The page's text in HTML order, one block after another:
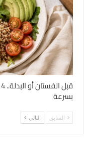
بسرعة
السابق التالي